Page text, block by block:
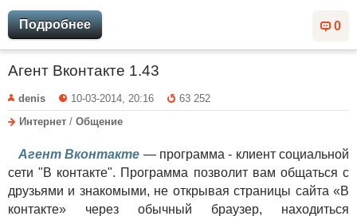
0
Подробнее
Агент Вконтакте 1.43
denis 10-03-2014, 20:16
63 252
Интернет / Общение
Агент Вконтакте — программа - клиент социальной
сети "В контакте". Программа позволит вам общаться с
друзьями и знакомыми, не открывая страницы сайта «В
контакте» через обычный браузер, находиться